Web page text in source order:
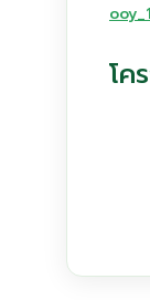
โค